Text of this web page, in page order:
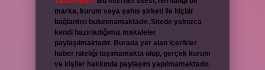
marka, kurum veya şahıs şirketi ile hiçbir
bağlantısı bulunmamaktadır. Sitede yalnızca
kendi hazırladığımız makaleler
paylaşılmaktadır. Burada yer alan içerikler
haber niteliği taşımamakta olup, gerçek kurum
ve kişiler hakkında paylaşım yapılmamaktadır.